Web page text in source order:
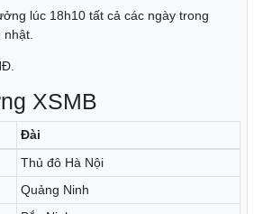
lúc 18h10 tất cả các ngày trong
XSMB
Đài
Thủ đô Hà Nội
Quảng Ninh